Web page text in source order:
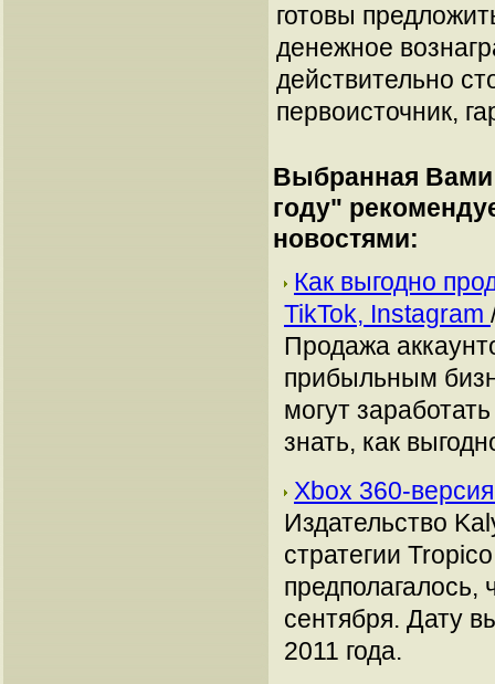
готовы
денежное
действительно
первоисточник,
Выбранная Вами
году"
новостями:
Как выгодно
TikTok, Instagram
Продажа
прибыльным
могут
знать, как
Xbox 360-
Издательство
стратегии
предполагалось,
сентября. Дату
2011 года.